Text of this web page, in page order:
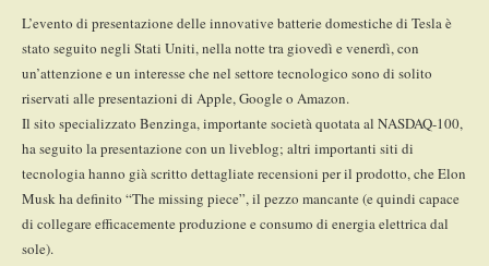
L’evento di presentazione delle innovative batterie domestiche di Tesla è
stato seguito negli Stati Uniti, nella notte tra giovedì e venerdì, con
un’attenzione e un interesse che nel settore tecnologico sono di solito
riservati alle presentazioni di Apple, Google o Amazon.
Il sito specializzato Benzinga, importante società quotata al NASDAQ-100,
ha seguito la presentazione con un liveblog; altri importanti siti di
tecnologia hanno già scritto dettagliate recensioni per il prodotto, che Elon
Musk ha definito “The missing piece”, il pezzo mancante (e quindi capace
di collegare efficacemente produzione e consumo di energia elettrica dal
sole).